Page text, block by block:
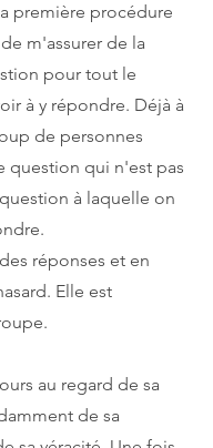
première procédure
m'assurer de la
pour tout le
à y répondre. Déjà à
de personnes
question qui n'est pas
à laquelle on
réponses et en
Elle est
au regard de sa
de sa